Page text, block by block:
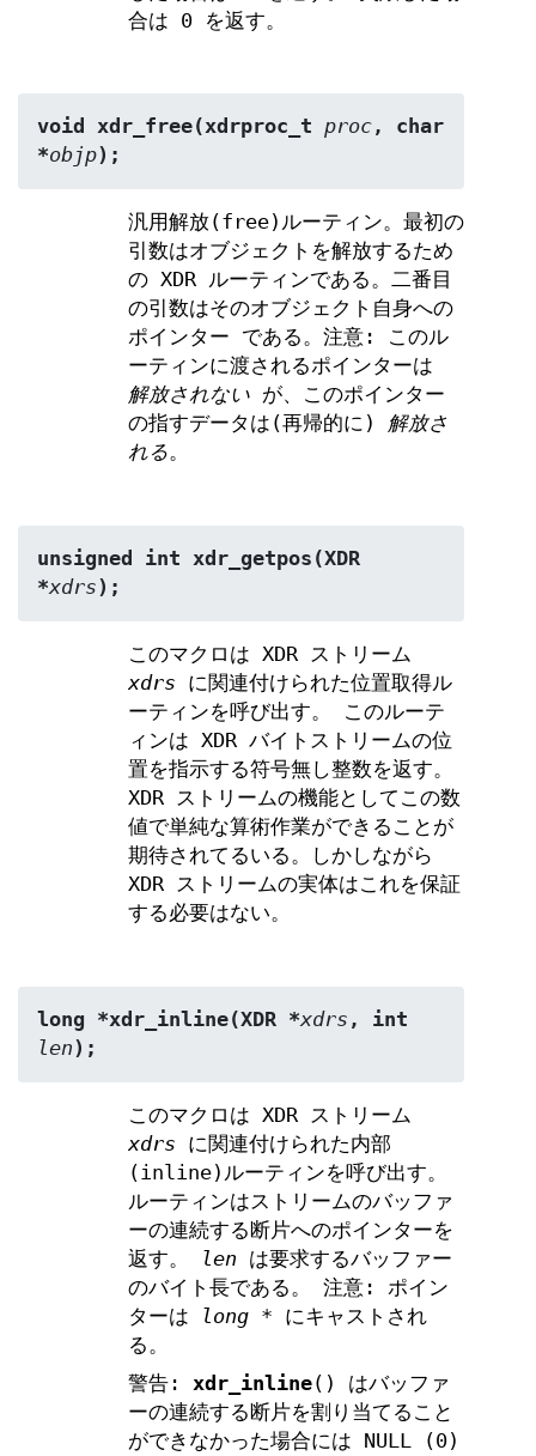
合は 0 を返す。
void xdr_free(xdrproc_t proc, char
*objp);
汎用解放(free)ルーティン。最初の
引数はオブジェクトを解放するため
の XDR ルーティンである。二番目
の引数はそのオブジェクト自身への
ポインター である。注意: このル
ーティンに渡されるポインターは
解放されないが、このポインター
の指すデータは(再帰的に) 解放さ
れる。
unsigned int xdr_getpos(XDR
*xdrs);
このマクロは XDR ストリーム
xdrs に関連付けられた位置取得ル
ーティンを呼び出す。 このルーテ
ィンは XDR バイトストリームの位
置を指示する符号無し整数を返す。
XDR ストリームの機能としてこの数
値で単純な算術作業ができることが
期待されてるいる。しかしながら
XDR ストリームの実体はこれを保証
する必要はない。
long *xdr_inline(XDR *xdrs
len);
このマクロは XDR ストリーム
xdrs に関連付けられた内部
(inline)ルーティンを呼び出す。
ルーティンはストリームのバッファ
ーの連続する断片へのポインターを
返す。
len は要求するバッファー
のバイト長である。 注意: ポイン
ターは
long * にキャストされ
る。
警告: xdr_inline() はバッファ
ーの連続する断片を割り当てること
ができなかった場合には NULL (0)